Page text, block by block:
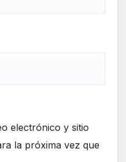
electrónico y sitio
la próxima vez que